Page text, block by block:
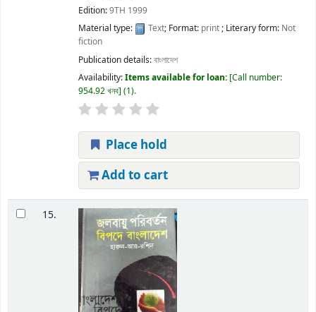
Edition:9TH 1999
Material type:
Text; Format: print; Literary form: Not
fiction
Publication details:বাংলাদেশ
Availability:Items available for loan: Call number:
954.92 খনব (1).
Place hold
Add to cart
15.